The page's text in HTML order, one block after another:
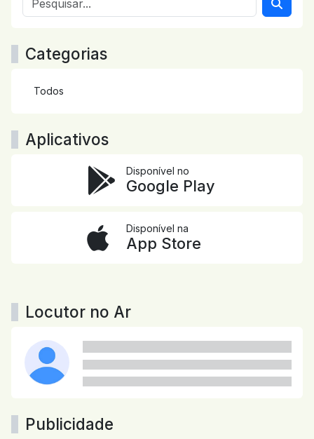
Categorias
Todos
Aplicativos
Disponível no
Google Play
Disponível na
App Store
Locutor no Ar
Publicidade